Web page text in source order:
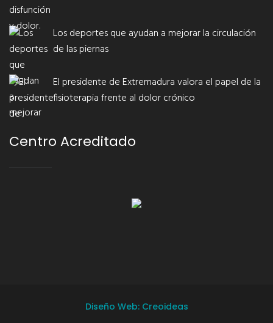
Los deportes que ayudan a mejorar la circulación
de las piernas
El presidente de Extremadura valora el papel de la
fisioterapia frente al dolor crónico
Centro Acreditado
Diseño Web: Creoideas